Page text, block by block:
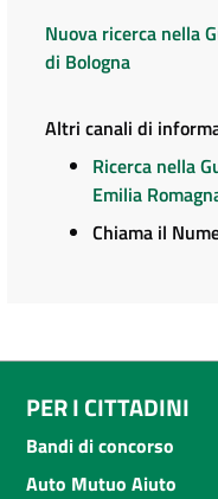
Nuova ricerca nella
di Bologna
Altri canali di
Ricerca nella
Emilia
Chiama il
PER I CITTADINI
Bandi di concorso
Auto Mutuo Aiuto